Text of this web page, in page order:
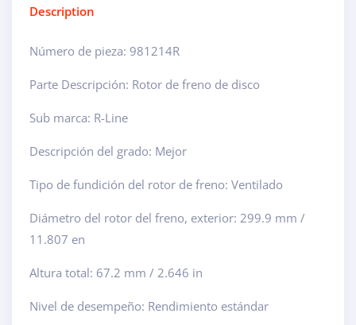
Description
Número de pieza: 981214R
Parte Descripción: Rotor de freno de disco
Sub marca: R-Line
Descripción del grado: Mejor
Tipo de fundición del rotor de freno: Ventilado
Diámetro del rotor del freno, exterior: 299.9 mm /
11.807 en
Altura total: 67.2 mm / 2.646 in
Nivel de desempeño: Rendimiento estándar